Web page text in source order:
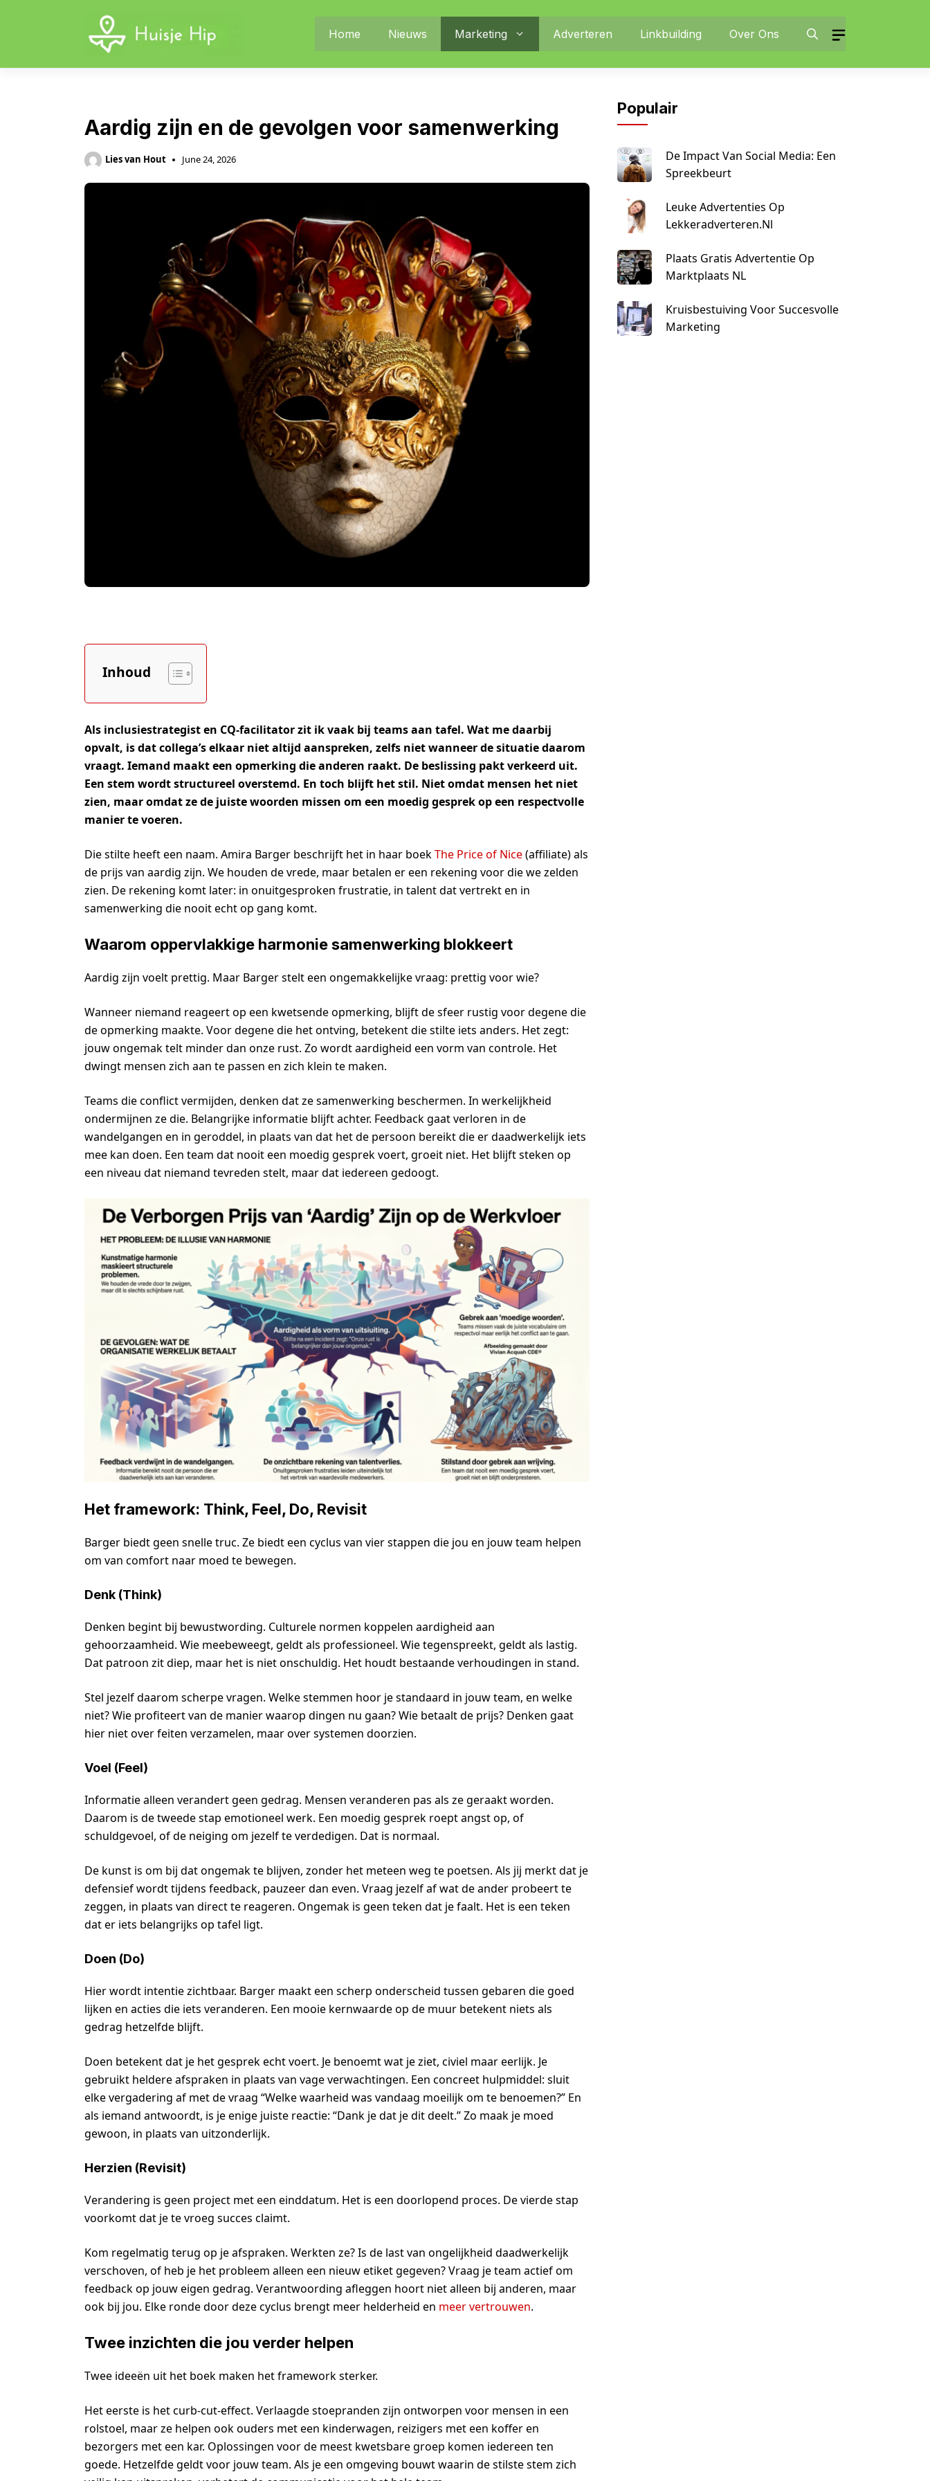
Home Nieuws Marketing Adverteren Linkbuilding Over Ons
Aardig zijn en de gevolgen voor samenwerking
Lies van Hout June 24, 2026
Inhoud
Als inclusiestrategist en CQ-facilitator zit ik vaak bij teams aan tafel. Wat me daarbij
opvalt, is dat collega’s elkaar niet altijd aanspreken, zelfs niet wanneer de situatie daarom
vraagt. Iemand maakt een opmerking die anderen raakt. De beslissing pakt verkeerd uit.
Een stem wordt structureel overstemd. En toch blijft het stil. Niet omdat mensen het niet
zien, maar omdat ze de juiste woorden missen om een moedig gesprek op een respectvolle
manier te voeren.
Die stilte heeft een naam. Amira Barger beschrijft het in haar boekThe Price of Nice(affiliate) als
de prijs van aardig zijn. We houden de vrede, maar betalen er een rekening voor die we zelden
zien. De rekening komt later: in onuitgesproken frustratie, in talent dat vertrekt en in
samenwerking die nooit echt op gang komt.
Waarom oppervlakkige harmonie samenwerking blokkeert
Aardig zijn voelt prettig. Maar Barger stelt een ongemakkelijke vraag: prettig voor wie?
Wanneer niemand reageert op een kwetsende opmerking, blijft de sfeer rustig voor degene die
de opmerking maakte. Voor degene die het ontving, betekent die stilte iets anders. Het zegt:
jouw ongemak telt minder dan onze rust. Zo wordt aardigheid een vorm van controle. Het
dwingt mensen zich aan te passen en zich klein te maken.
Teams die conflict vermijden, denken dat ze samenwerking beschermen. In werkelijkheid
ondermijnen ze die. Belangrijke informatie blijft achter. Feedback gaat verloren in de
wandelgangen en in geroddel, in plaats van dat het de persoon bereikt die er daadwerkelijk iets
mee kan doen. Een team dat nooit een moedig gesprek voert, groeit niet. Het blijft steken op
een niveau dat niemand tevreden stelt, maar dat iedereen gedoogt.
Het framework: Think, Feel, Do, Revisit
Barger biedt geen snelle truc. Ze biedt een cyclus van vier stappen die jou en jouw team helpen
om van comfort naar moed te bewegen.
Denk (Think)
Denken begint bij bewustwording. Culturele normen koppelen aardigheid aan
gehoorzaamheid. Wie meebeweegt, geldt als professioneel. Wie tegenspreekt, geldt als lastig.
Dat patroon zit diep, maar het is niet onschuldig. Het houdt bestaande verhoudingen in stand.
Stel jezelf daarom scherpe vragen. Welke stemmen hoor je standaard in jouw team, en welke
niet? Wie profiteert van de manier waarop dingen nu gaan? Wie betaalt de prijs? Denken gaat
hier niet over feiten verzamelen, maar over systemen doorzien.
Voel (Feel)
Informatie alleen verandert geen gedrag. Mensen veranderen pas als ze geraakt worden.
Daarom is de tweede stap emotioneel werk. Een moedig gesprek roept angst op, of
schuldgevoel, of de neiging om jezelf te verdedigen. Dat is normaal.
De kunst is om bij dat ongemak te blijven, zonder het meteen weg te poetsen. Als jij merkt dat je
defensief wordt tijdens feedback, pauzeer dan even. Vraag jezelf af wat de ander probeert te
zeggen, in plaats van direct te reageren. Ongemak is geen teken dat je faalt. Het is een teken
dat er iets belangrijks op tafel ligt.
Doen (Do)
Hier wordt intentie zichtbaar. Barger maakt een scherp onderscheid tussen gebaren die goed
lijken en acties die iets veranderen. Een mooie kernwaarde op de muur betekent niets als
gedrag hetzelfde blijft.
Doen betekent dat je het gesprek echt voert. Je benoemt wat je ziet, civiel maar eerlijk. Je
gebruikt heldere afspraken in plaats van vage verwachtingen. Een concreet hulpmiddel: sluit
elke vergadering af met de vraag “Welke waarheid was vandaag moeilijk om te benoemen?” En
als iemand antwoordt, is je enige juiste reactie: “Dank je dat je dit deelt.” Zo maak je moed
gewoon, in plaats van uitzonderlijk.
Herzien (Revisit)
Verandering is geen project met een einddatum. Het is een doorlopend proces. De vierde stap
voorkomt dat je te vroeg succes claimt.
Kom regelmatig terug op je afspraken. Werkten ze? Is de last van ongelijkheid daadwerkelijk
verschoven, of heb je het probleem alleen een nieuw etiket gegeven? Vraag je team actief om
feedback op jouw eigen gedrag. Verantwoording afleggen hoort niet alleen bij anderen, maar
ook bij jou. Elke ronde door deze cyclus brengt meer helderheid en meer vertrouwen.
Twee inzichten die jou verder helpen
Twee ideeën uit het boek maken het framework sterker.
Het eerste is het curb-cut-effect. Verlaagde stoepranden zijn ontworpen voor mensen in een
rolstoel, maar ze helpen ook ouders met een kinderwagen, reizigers met een koffer en
bezorgers met een kar. Oplossingen voor de meest kwetsbare groep komen iedereen ten
goede. Hetzelfde geldt voor jouw team. Als je een omgeving bouwt waarin de stilste stem zich
Populair
De Impact Van Social Media: Een
Spreekbeurt
Leuke Advertenties Op
Lekkeradverteren.nl
Plaats Gratis Advertentie Op
Marktplaats NL
Kruisbestuiving Voor Succesvolle
Marketing